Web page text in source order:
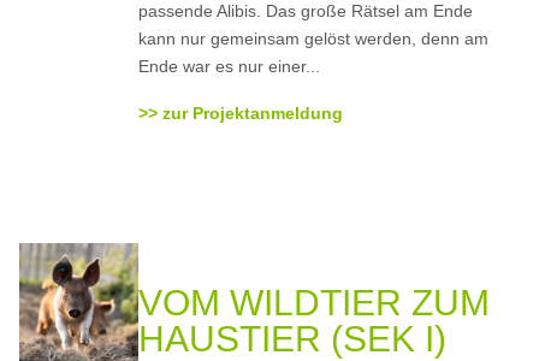
passende Alibis. Das große Rätsel am Ende
kann nur gemeinsam gelöst werden, denn am
Ende war es nur einer...
>> zur Projektanmeldung
VOM WILDTIER ZUM
HAUSTIER (SEK I)